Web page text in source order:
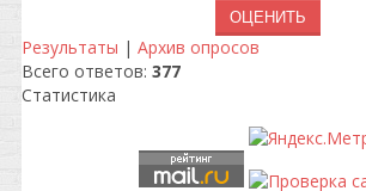
Результаты | Архив опросов
Всего ответов: 377
Статистика